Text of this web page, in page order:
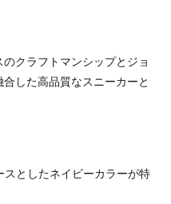
クラフトマンシップとジョ
した高品質なスニーカーと
としたネイビーカラーが特